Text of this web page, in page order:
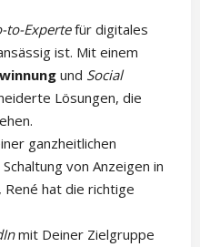
to-Expertefür digitales
ist. Mit einem
und Social
Lösungen, die
ganzheitlichen
von Anzeigen in
hat die richtige
mit Deiner Zielgruppe